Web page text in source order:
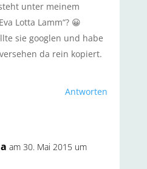
unter meinem
Lotta Lamm“? 😀
sie googlen und habe
da rein kopiert.
Antworten
am 30. Mai 2015 um